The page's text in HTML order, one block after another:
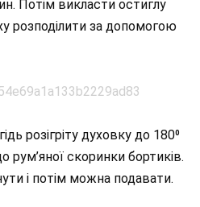
Потім викласти остиглу
розподілити за допомогою
розігріту духовку до 180⁰
рум’яної скоринки бортиків.
і потім можна подавати.